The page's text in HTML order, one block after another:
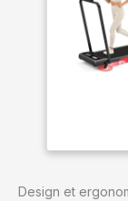
Design et